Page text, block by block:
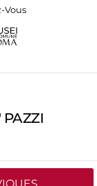
Vous
PAZZI